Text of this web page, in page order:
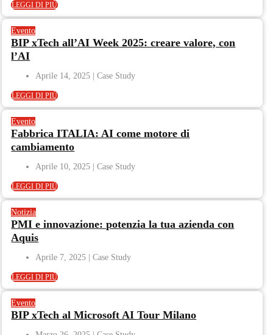
LEGGI DI PIÙ
Evento
BIP xTech all’AI Week 2025: creare valore, con
l’AI
Aprile 14, 2025
LEGGI DI PIÙ
Evento
Fabbrica ITALIA: AI come motore di
cambiamento
Aprile 10, 2025
LEGGI DI PIÙ
Notizia
PMI e innovazione: potenzia la tua azienda con
Aquis
Aprile 7, 2025
LEGGI DI PIÙ
Evento
BIP xTech al Microsoft AI Tour Milano